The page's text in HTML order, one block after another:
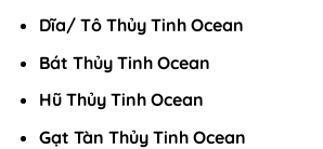
Dĩa/ Tô Thủy Tinh Ocean
Bát Thủy Tinh Ocean
Hũ Thủy Tinh Ocean
Gạt Tàn Thủy Tinh Ocean